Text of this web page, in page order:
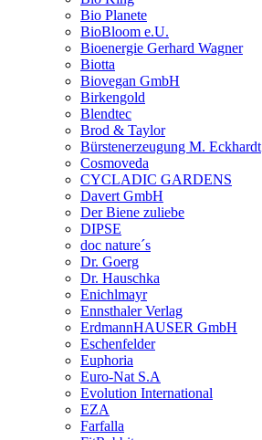
Bio Planete
BioBloom e.U.
Bioenergie Gerhard Wagner
Biotta
Biovegan GmbH
Birkengold
Blendtec
Brod & Taylor
Bürstenerzeugung M. Eckhardt
Cosmoveda
CYCLADIC GARDENS
Davert GmbH
Der Biene zuliebe
DIPSE
doc nature´s
Dr. Goerg
Dr. Hauschka
Enichlmayr
Ennsthaler Verlag
ErdmannHAUSER GmbH
Eschenfelder
Euphoria
Euro-Nat S.A
Evolution International
EZA
Farfalla